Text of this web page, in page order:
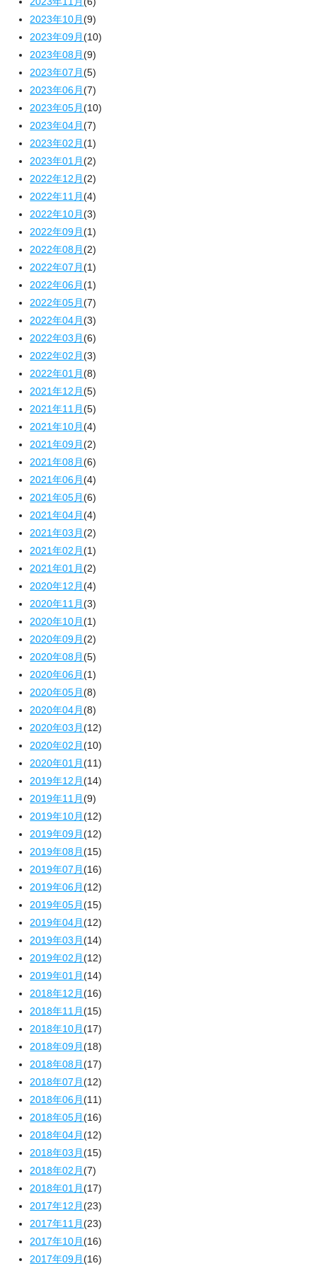
2023年10月(9)
2023年09月(10)
2023年08月(9)
2023年07月(5)
2023年06月(7)
2023年05月(10)
2023年04月(7)
2023年02月(1)
2023年01月(2)
2022年12月(2)
2022年11月(4)
2022年10月(3)
2022年09月(1)
2022年08月(2)
2022年07月(1)
2022年06月(1)
2022年05月(7)
2022年04月(3)
2022年03月(6)
2022年02月(3)
2022年01月(8)
2021年12月(5)
2021年11月(5)
2021年10月(4)
2021年09月(2)
2021年08月(6)
2021年06月(4)
2021年05月(6)
2021年04月(4)
2021年03月(2)
2021年02月(1)
2021年01月(2)
2020年12月(4)
2020年11月(3)
2020年10月(1)
2020年09月(2)
2020年08月(5)
2020年06月(1)
2020年05月(8)
2020年04月(8)
2020年03月(12)
2020年02月(10)
2020年01月(11)
2019年12月(14)
2019年11月(9)
2019年10月(12)
2019年09月(12)
2019年08月(15)
2019年07月(16)
2019年06月(12)
2019年05月(15)
2019年04月(12)
2019年03月(14)
2019年02月(12)
2019年01月(14)
2018年12月(16)
2018年11月(15)
2018年10月(17)
2018年09月(18)
2018年08月(17)
2018年07月(12)
2018年06月(11)
2018年05月(16)
2018年04月(12)
2018年03月(15)
2018年02月(7)
2018年01月(17)
2017年12月(23)
2017年11月(23)
2017年10月(16)
2017年09月(16)